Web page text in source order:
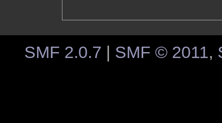
SMF 2.0.7 SMF © 2011,